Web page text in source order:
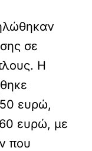
σε
Η
ευρώ,
ευρώ, με
που